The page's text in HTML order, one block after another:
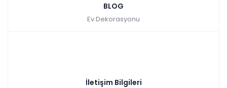
BLOG
Ev Dekorasyonu
İletişim Bilgileri